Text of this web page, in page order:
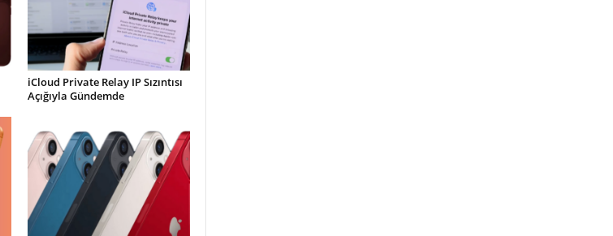
iCloud Private Relay IP Sızıntısı
Açığıyla Gündemde